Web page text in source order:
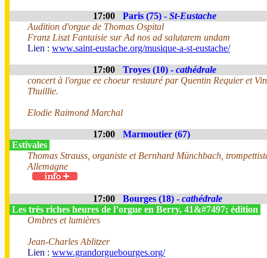
17:00 Paris (75) - St-Eustache
Audition d'orgue de Thomas Ospital
Franz Liszt Fantaisie sur Ad nos ad salutarem undam
Lien : www.saint-eustache.org/musique-a-st-eustache/
17:00 Troyes (10) - cathédrale
concert à l'orgue ee choeur restauré par Quentin Requier et
Thuillie.
Elodie Raimond Marchal
17:00
Marmoutier (67)
Estivales
Thomas Strauss, organiste et Bernhard Münchbach,
Allemagne
17:00 Bourges (18) - cathédrale
Les très riches heures de l’orgue en Berry, 41&#7497; édition
Ombres et lumières
Jean-Charles Ablitzer
Lien : www.grandorguebourges.org/